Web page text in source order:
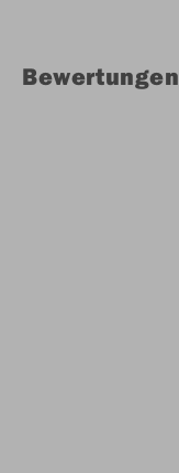
Bewertungen